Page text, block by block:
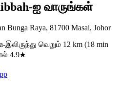
ஐ வாருங்கள்
Bunga Raya, 81700 Masai, Johor
இலிருந்து வெறும் 12 km (18 min
4.9★